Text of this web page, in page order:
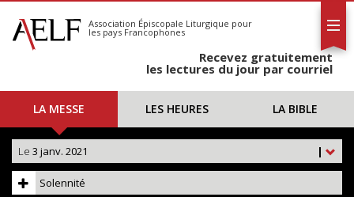
S'abonner
Calendrier
Association Épiscopale Liturgique pour
les pays Francophones
Recevez gratuitement
les lectures du jour par courriel
LA MESSE LES HEURES LA BIBLE
|
Le 3 janv. 2021
Solennité